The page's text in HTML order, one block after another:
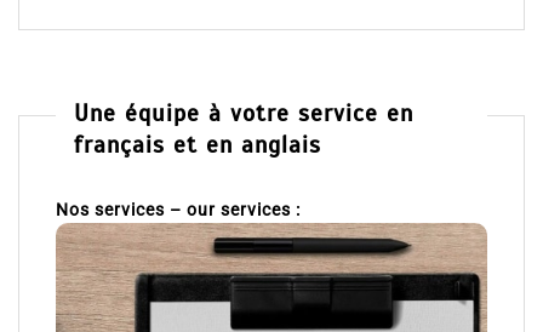
Une équipe à votre service en
français et en anglais
Nos services – our services :